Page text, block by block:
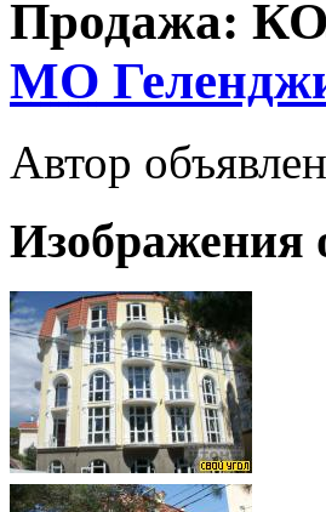
Продажа:
МО
Автор
Изображения